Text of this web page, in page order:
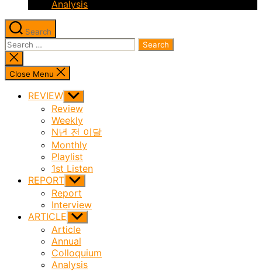
Analysis
Search
Search
for:
Close
search
Close Menu
REVIEW Show
sub
menu
Review
Weekly
N년 전 이달
Monthly
Playlist
1st Listen
REPORT Show
sub
menu
Report
Interview
ARTICLE Show
sub
menu
Article
Annual
Colloquium
Analysis